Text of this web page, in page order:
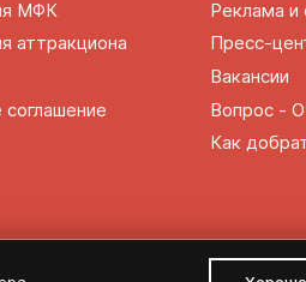
МФК
аттракциона
Реклама и
Пресс-
Вакансии
Вопрос -
Как
Политика обработки